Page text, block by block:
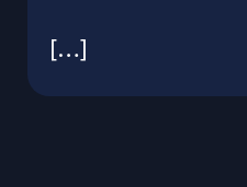
[…]